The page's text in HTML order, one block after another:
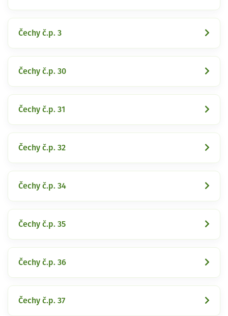
Čechy č.p. 3
Čechy č.p. 30
Čechy č.p. 31
Čechy č.p. 32
Čechy č.p. 34
Čechy č.p. 35
Čechy č.p. 36
Čechy č.p. 37